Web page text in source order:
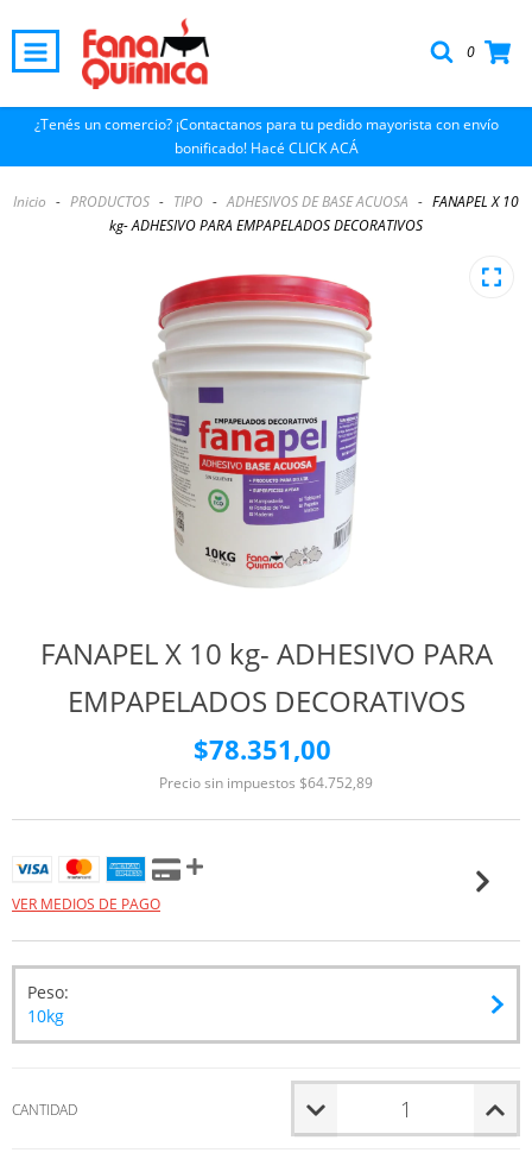
0
¿Tenés un comercio? ¡Contactanos para tu pedido mayorista con envío
bonificado! Hacé CLICK ACÁ
Inicio - PRODUCTOS - TIPO - ADHESIVOS DE BASE ACUOSA - FANAPEL X 10
kg- ADHESIVO PARA EMPAPELADOS DECORATIVOS
FANAPEL X 10 kg- ADHESIVO PARA
EMPAPELADOS DECORATIVOS
$78.351,00
Precio sin impuestos $64.752,89
VER MEDIOS DE PAGO
Peso:
10kg
CANTIDAD